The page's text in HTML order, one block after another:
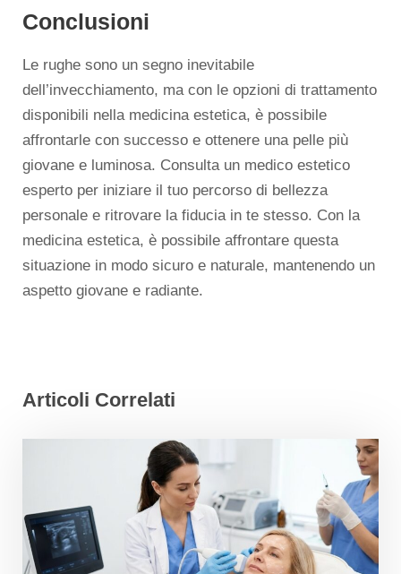
Conclusioni
Le rughe sono un segno inevitabile
dell’invecchiamento, ma con le opzioni di trattamento
disponibili nella medicina estetica, è possibile
affrontarle con successo e ottenere una pelle più
giovane e luminosa. Consulta un medico estetico
esperto per iniziare il tuo percorso di bellezza
personale e ritrovare la fiducia in te stesso. Con la
medicina estetica, è possibile affrontare questa
situazione in modo sicuro e naturale, mantenendo un
aspetto giovane e radiante.
Articoli Correlati